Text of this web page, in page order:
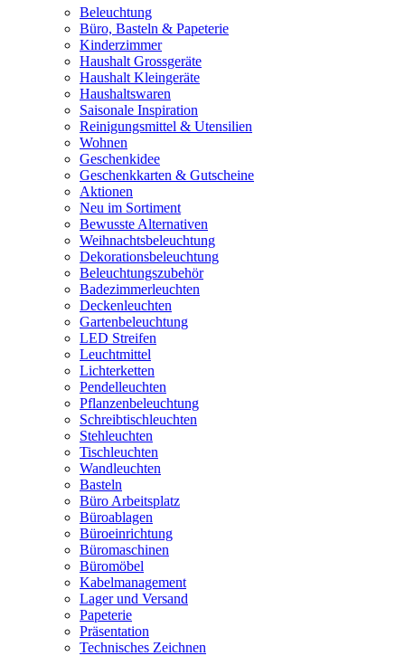
Beleuchtung
Büro, Basteln & Papeterie
Kinderzimmer
Haushalt Grossgeräte
Haushalt Kleingeräte
Haushaltswaren
Saisonale Inspiration
Reinigungsmittel & Utensilien
Wohnen
Geschenkidee
Geschenkkarten & Gutscheine
Aktionen
Neu im Sortiment
Bewusste Alternativen
Weihnachtsbeleuchtung
Dekorationsbeleuchtung
Beleuchtungszubehör
Badezimmerleuchten
Deckenleuchten
Gartenbeleuchtung
LED Streifen
Leuchtmittel
Lichterketten
Pendelleuchten
Pflanzenbeleuchtung
Schreibtischleuchten
Stehleuchten
Tischleuchten
Wandleuchten
Basteln
Büro Arbeitsplatz
Büroablagen
Büroeinrichtung
Büromaschinen
Büromöbel
Kabelmanagement
Lager und Versand
Papeterie
Präsentation
Technisches Zeichnen